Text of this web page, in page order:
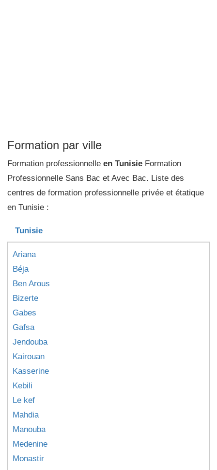
Formation par ville
Formation professionnelle en Tunisie Formation
Professionnelle Sans Bac et Avec Bac. Liste des
centres de formation professionnelle privée et étatique
en Tunisie :
Tunisie
Ariana
Béja
Ben Arous
Bizerte
Gabes
Gafsa
Jendouba
Kairouan
Kasserine
Kebili
Le kef
Mahdia
Manouba
Medenine
Monastir